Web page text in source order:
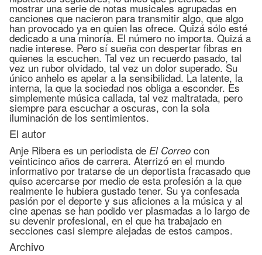
mostrar una serie de notas musicales agrupadas en
canciones que nacieron para transmitir algo, que algo
han provocado ya en quien las ofrece. Quizá sólo esté
dedicado a una minoría. El número no importa. Quizá a
nadie interese. Pero sí sueña con despertar fibras en
quienes la escuchen. Tal vez un recuerdo pasado, tal
vez un rubor olvidado, tal vez un dolor superado. Su
único anhelo es apelar a la sensibilidad. La latente, la
interna, la que la sociedad nos obliga a esconder. Es
simplemente música callada, tal vez maltratada, pero
siempre para escuchar a oscuras, con la sola
iluminación de los sentimientos.
El autor
Anje Ribera es un periodista de El Correo con
veinticinco años de carrera. Aterrizó en el mundo
informativo por tratarse de un deportista fracasado que
quiso acercarse por medio de esta profesión a la que
realmente le hubiera gustado tener. Su ya confesada
pasión por el deporte y sus aficiones a la música y al
cine apenas se han podido ver plasmadas a lo largo de
su devenir profesional, en el que ha trabajado en
secciones casi siempre alejadas de estos campos.
Archivo